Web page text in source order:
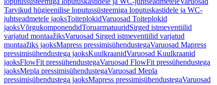
Tarvikud hügieenilise loputussüsteemiga loputuskastidele ja WC-
juhtseadmetele jaoksToiteplokidVaruosad Toiteplokid
jaoksVõrgukomponendidToruarmatuuridSirged istmeventiilid
varjatud montaažiksVaruosad Sirged istmeventiilid varjatud
montaažiks jaoksMapress pressimisühendustegaVaruosad Mapress
pressimisühendustega jaoksKuulkraanidVaruosad Kuulkraanid
jaoksFlowFit pressühendustegaVaruosad FlowFit pressühendustega
jaoksMepla pressimisühendustegaVaruosad Mepla
pressimisühendustega jaoksMapress pressimisühendustegaVaruosad